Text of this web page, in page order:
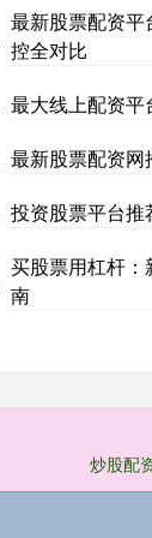
最新股票配资
控全对比
最大线上配资平
最新股票配资网
投资股票平台推
买股票用杠杆
南
炒股配